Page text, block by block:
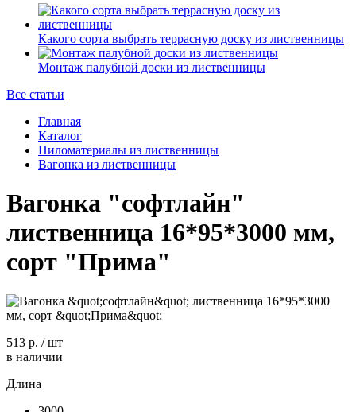
Какого сорта выбрать террасную доску из лиственницы
Монтаж палубной доски из лиственницы
Все статьи
Главная
Каталог
Пиломатериалы из лиственницы
Вагонка из лиственницы
Вагонка "софтлайн"
лиственница 16*95*3000 мм,
сорт "Прима"
513 р. /шт
в наличии
Длина